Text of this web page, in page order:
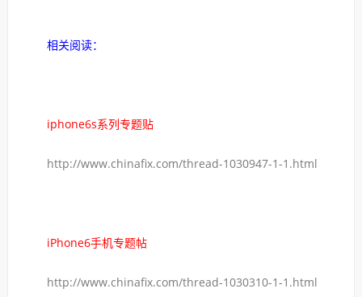
相关阅读：
iphone6s系列专题贴
http://www.chinafix.com/thread-1030947-1-1.html
iPhone6手机专题帖
http://www.chinafix.com/thread-1030310-1-1.html